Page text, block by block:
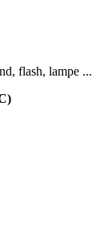
flash, lampe ...